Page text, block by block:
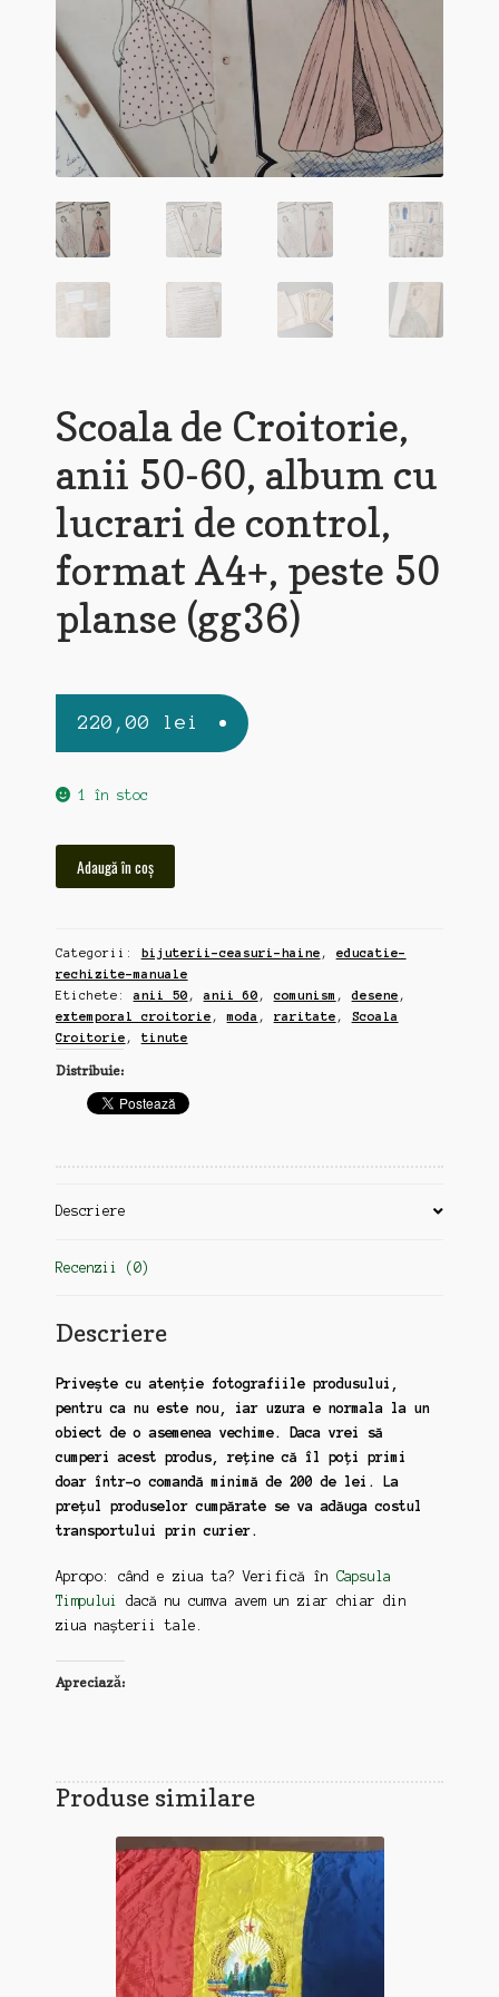
Scoala de Croitorie,
anii 50-60, album cu
lucrari de control,
format A4+, peste 50
planse (gg36)
220,00 lei
1 în stoc
anii
50-
60,
album
cu
lucrari
(gg36)
Adaugă în coș
Categorii: bijuterii-ceasuri-haine , educatie-
rechizite-manuale
Etichete:anii 50 ,anii 60 ,comunism ,desene ,
extemporal croitorie ,moda , raritate , Scoala
Croitorie , tinute
Distribuie:
Descriere
Recenzii (0)
Descriere
Privește cu atenție fotografiile produsului,
pentru ca nu este nou, iar uzura e normala la un
obiect de o asemenea vechime. Daca vrei să
cumperi acest produs, reține că îl poți primi
doar într-o comandă minimă de 200 de lei. La
prețul produselor cumpărate se va adăuga costul
transportului prin curier.
Apropo: când e ziua ta? Verifică în Capsula
Timpului
dacă nu cumva avem un ziar chiar din
ziua nașterii tale.
Apreciază:
Produse similare